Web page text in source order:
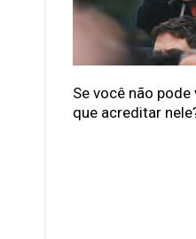
Se você não pode
que acreditar